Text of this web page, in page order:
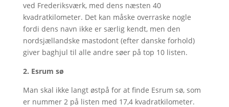
ved Frederiksværk, med dens næsten 40
kvadratkilometer. Det kan måske overraske nogle
fordi dens navn ikke er særlig kendt, men den
nordsjællandske mastodont (efter danske forhold)
giver baghjul til alle andre søer på top 10 listen.
2. Esrum sø
Man skal ikke langt østpå for at finde Esrum sø, som
er nummer 2 på listen med 17,4 kvadratkilometer.